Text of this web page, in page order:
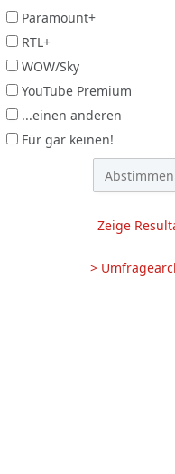
Paramount+
RTL+
WOW/Sky
YouTube Premium
...einen anderen
Für gar keinen!
Zeige
>